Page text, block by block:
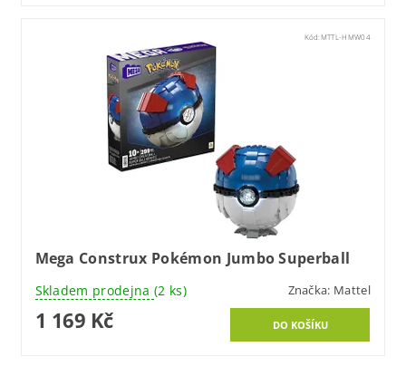
Kód: MTTL-HMW04
Mega Construx Pokémon Jumbo Superball
Skladem prodejna (2 ks) Značka: Mattel
1 169 Kč